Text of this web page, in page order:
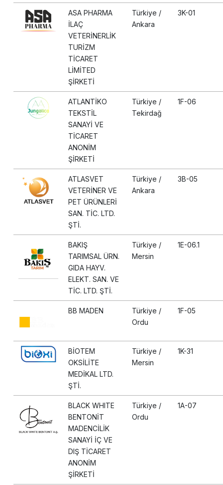
ASA PHARMA
İLAÇ
VETERİNERLİK
TURİZM
TİCARET
LİMİTED
ŞİRKETİ
Türkiye /
Ankara
3K-01
ATLANTİKO
TEKSTİL
SANAYİ VE
TİCARET
ANONİM
ŞİRKETİ
Türkiye /
Tekirdağ
1F-06
ATLASVET
VETERİNER VE
PET ÜRÜNLERİ
SAN. TİC. LTD.
ŞTİ.
Türkiye /
Ankara
3B-05
BAKIŞ
TARIMSAL ÜRN.
GIDA HAYV.
ELEKT. SAN. VE
TİC. LTD. ŞTİ.
Türkiye /
Mersin
1E-06.1
BB MADEN
Türkiye /
Ordu
1F-05
BİOTEM
OKSİLİTE
MEDİKAL LTD.
ŞTİ.
Türkiye /
Mersin
1K-31
BLACK WHITE
BENTONİT
MADENCİLİK
SANAYİ İÇ VE
DIŞ TİCARET
ANONİM
ŞİRKETİ
Türkiye /
Ordu
1A-07